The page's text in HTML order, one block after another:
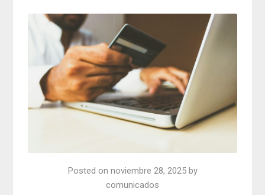
Posted on noviembre 28, 2025by
comunicados